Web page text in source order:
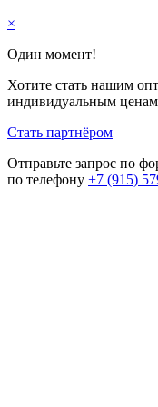
×
Один момент!
Хотите стать нашим
индивидуальным
Стать партнёром
Отправьте запрос по
по телефону +7 (915)